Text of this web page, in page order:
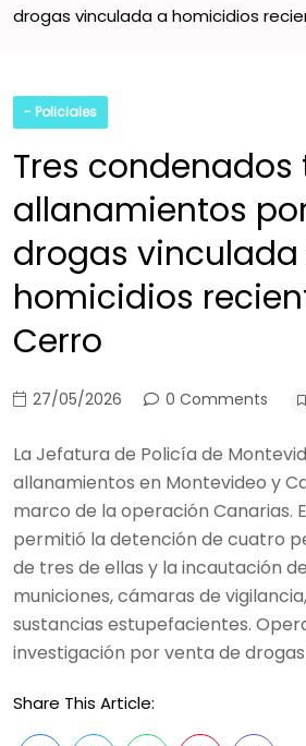
drogas vinculada a homicidios
- Policiales
Tres condenados
allanamientos
drogas vinculada
homicidios
Cerro
27/05/2026 0 Comments
La Jefatura de Policía de
allanamientos en Montevideo y
marco de la operación Canarias.
permitió la detención de cuatro
de tres de ellas y la incautación
municiones, cámaras de
sustancias estupefacientes.
investigación por venta de
Share This Article: